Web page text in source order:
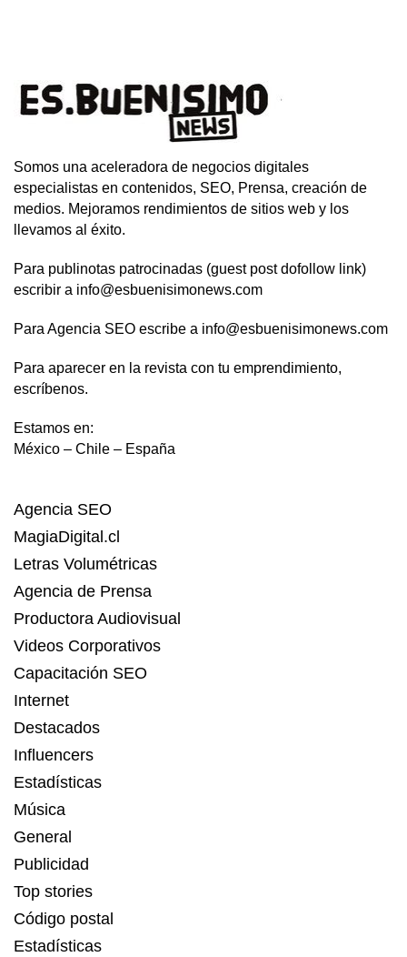
Somos una aceleradora de negocios digitales
especialistas en contenidos, SEO, Prensa, creación de
medios. Mejoramos rendimientos de sitios web y los
llevamos al éxito.
Para publinotas patrocinadas (guest post dofollow link)
escribir a info@esbuenisimonews.com
Para Agencia SEO escribe a info@esbuenisimonews.com
Para aparecer en la revista con tu emprendimiento,
escríbenos.
Estamos en:
México – Chile – España
Agencia SEO
MagiaDigital.cl
Letras Volumétricas
Agencia de Prensa
Productora Audiovisual
Videos Corporativos
Capacitación SEO
Internet
Destacados
Influencers
Estadísticas
Música
General
Publicidad
Top stories
Código postal
Estadísticas